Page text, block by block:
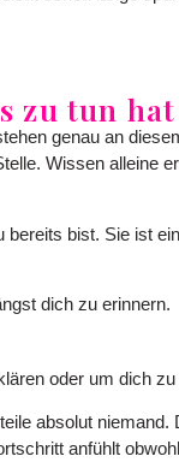
zu tun hat
genau an
Wissen alleine
bist. Sie ist
dich zu erinnern.
oder um dich
absolut
anfühlt